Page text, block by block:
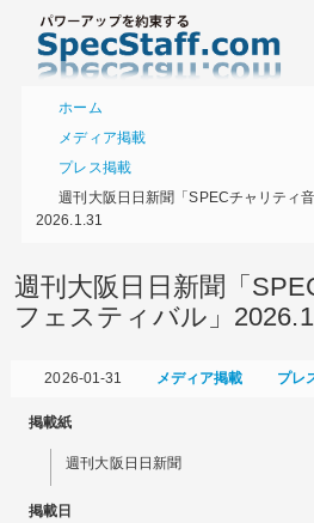
ホーム
メディア掲載
プレス掲載
週刊大阪日日新聞「SPECチャリティ
2026.1.31
週刊大阪日日新聞「
フェスティバル」
2026-01-31 メディア掲載 プレ
掲載紙
週刊大阪日日新聞
掲載日